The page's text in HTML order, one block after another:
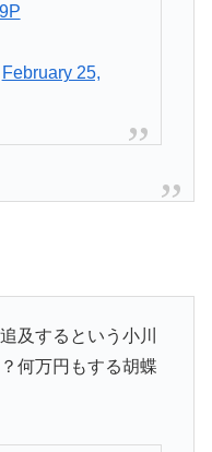
February 25,
及するという小川
何万円もする胡蝶